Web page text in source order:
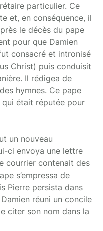
particulier. Ce
et, en conséquence, il
le décès du pape
pour que Damien
consacré et intronisé
Christ) puis conduisit
Il rédigea de
hymnes. Ce pape
était réputée pour
un nouveau
ci envoya une lettre
courrier contenait des
s’empressa de
Pierre persista dans
réuni un concile
citer son nom dans la